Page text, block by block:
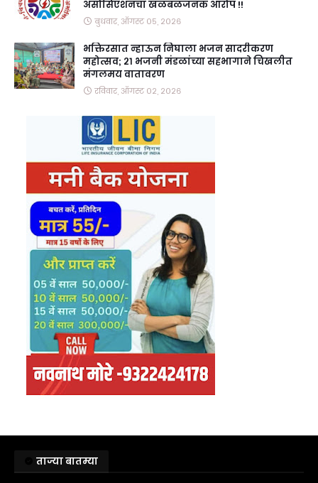
असोसिएशनचा खळबळजनक आरोप !!
बुधवार, ऑगस्ट ०५, २०२६
भक्तिरसात न्हाऊन निघाला भजन सादरीकरण
महोत्सव; २१ भजनी मंडळांच्या सहभागाने चिखलीत
मंगलमय वातावरण
रविवार, ऑगस्ट ०२, २०२६
ताज्या बातम्या